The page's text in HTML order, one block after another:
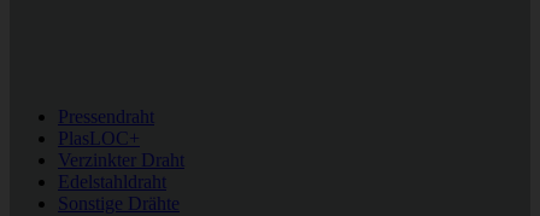
Pressendraht
PlasLOC+
Verzinkter Draht
Edelstahldraht
Sonstige Drähte